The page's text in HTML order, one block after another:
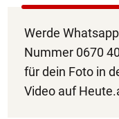
Werde
Nummer 0670
für dein Foto in
Video auf